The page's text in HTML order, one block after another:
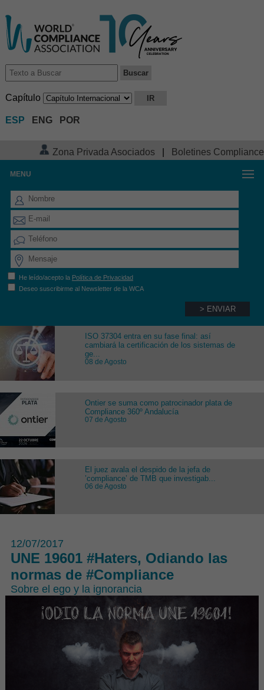
Capítulo
ESP ENG POR
Zona Privada Asociados Boletines Compliance
MENU
He leído/acepto la Política de Privacidad
Deseo suscribirme al Newsletter de la WCA
ISO 37304 entra en su fase final: así
cambiará la certificación de los sistemas de
ge...
08 de Agosto
Ontier se suma como patrocinador plata de
Compliance 360º Andalucía
07 de Agosto
El juez avala el despido de la jefa de
’compliance’ de TMB que investigab...
06 de Agosto
12/07/2017
UNE 19601 #Haters, Odiando las
normas de #Compliance
Sobre el ego y la ignorancia